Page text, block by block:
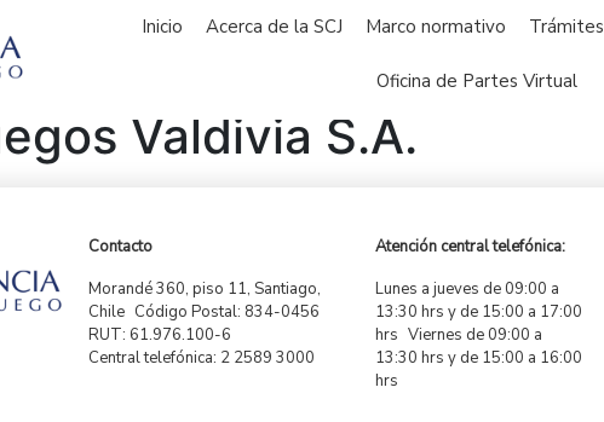
Inicio Acerca de la SCJ Marco normativo Trámites
Oficina de Partes Virtual
Valdivia S.A.
Contacto
Morandé 360, piso 11, Santiago,
Chile Código Postal: 834-0456
RUT: 61.976.100-6
Central telefónica: 2 2589 3000
Atención central telefónica:
Lunes a jueves de 09:00 a
13:30 hrs y de 15:00 a 17:00
hrs Viernes de 09:00 a
13:30 hrs y de 15:00 a 16:00
hrs